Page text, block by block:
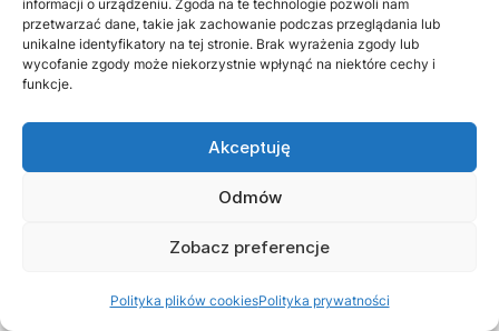
informacji o urządzeniu. Zgoda na te technologie pozwoli nam
przetwarzać dane, takie jak zachowanie podczas przeglądania lub
unikalne identyfikatory na tej stronie. Brak wyrażenia zgody lub
wycofanie zgody może niekorzystnie wpłynąć na niektóre cechy i
funkcje.
Akceptuję
Odmów
Zobacz preferencje
Polityka plików cookiesPolityka prywatności